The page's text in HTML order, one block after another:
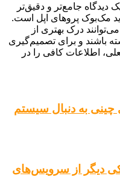
دیدگاه جامع‌تر و دقیق‌تر
مک‌بوک پروهای اپل است.
درک بهتری از
باشند و برای تصمیم‌گیری
اطلاعات کافی را در
به دنبال سیستم
دیگر از سرویس‌های